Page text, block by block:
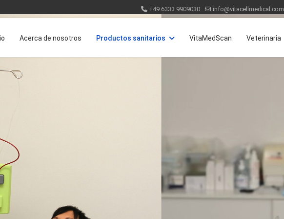
+49 6333 9909030 info@vitacellmedical.com
Acerca de nosotros Productos sanitarios VitaMedScan Veterinaria